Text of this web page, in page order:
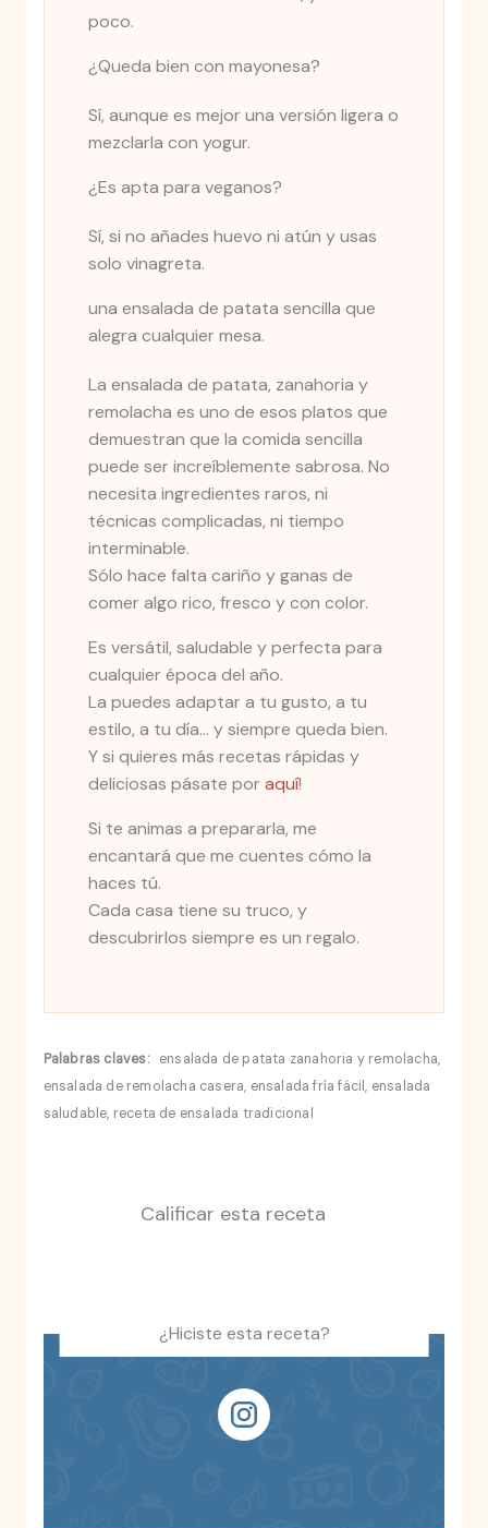
poco.
¿Queda bien con mayonesa?
Sí, aunque es mejor una versión ligera o
mezclarla con yogur.
¿Es apta para veganos?
Sí, si no añades huevo ni atún y usas
solo vinagreta.
una ensalada de patata sencilla que
alegra cualquier mesa.
La ensalada de patata, zanahoria y
remolacha es uno de esos platos que
demuestran que la comida sencilla
puede ser increíblemente sabrosa. No
necesita ingredientes raros, ni
técnicas complicadas, ni tiempo
interminable.
Sólo hace falta cariño y ganas de
comer algo rico, fresco y con color.
Es versátil, saludable y perfecta para
cualquier época del año.
La puedes adaptar a tu gusto, a tu
estilo, a tu día... y siempre queda bien.
Y si quieres más recetas rápidas y
deliciosas pásate poraquí!
Si te animas a prepararla, me
encantará que me cuentes cómo la
haces tú.
Cada casa tiene su truco, y
descubrirlos siempre es un regalo.
Palabras claves: ensalada de patata zanahoria y remolacha,
ensalada de remolacha casera, ensalada fría fácil, ensalada
saludable, receta de ensalada tradicional
Calificar esta receta
¿Hiciste esta receta?